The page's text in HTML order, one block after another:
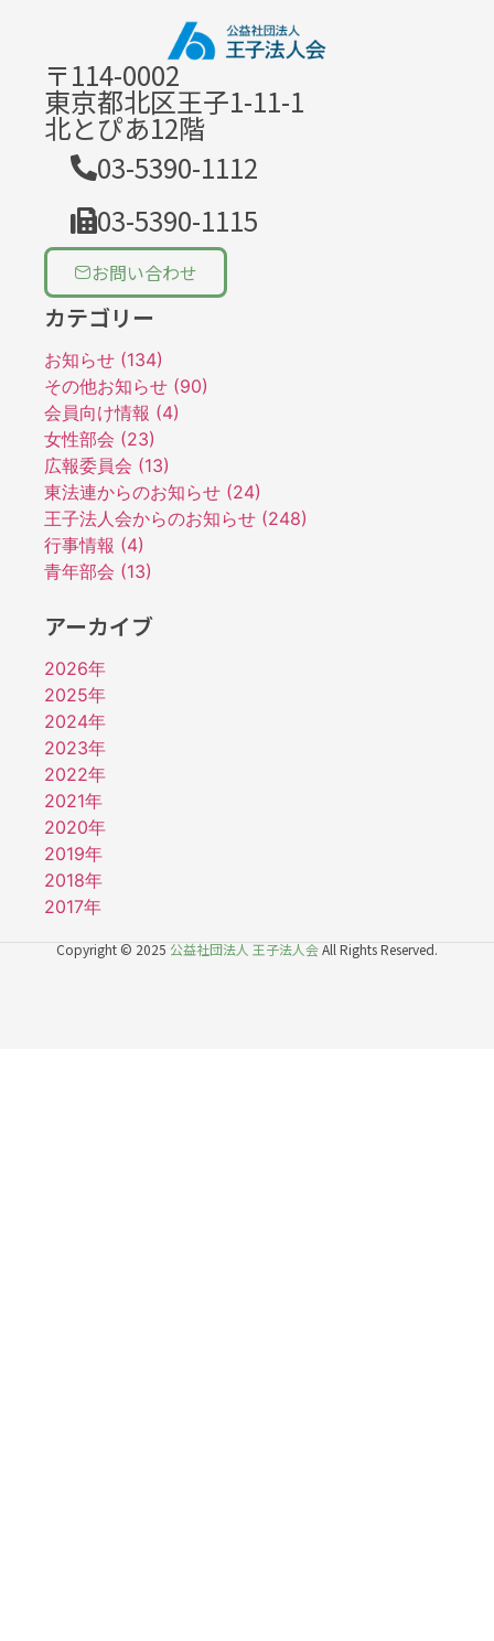
〒114-0002
東京都北区王子1-11-1
北とぴあ12階
03-5390-1112
03-5390-1115
お問い合わせ
カテゴリー
お知らせ (134)
その他お知らせ (90)
会員向け情報 (4)
女性部会 (23)
広報委員会 (13)
東法連からのお知らせ (24)
王子法人会からのお知らせ (248)
行事情報 (4)
青年部会 (13)
アーカイブ
2026年
2025年
2024年
2023年
2022年
2021年
2020年
2019年
2018年
2017年
Copyright © 2025 公益社団法人 王子法人会All Rights Reserved.